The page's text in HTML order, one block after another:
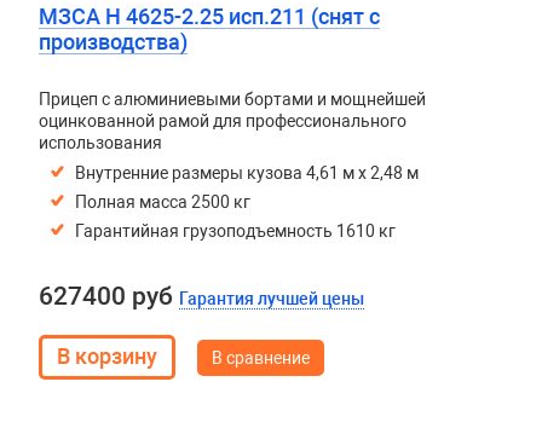
МЗСА H 4625-2.25 исп.211 (снят с
производства)
Прицеп с алюминиевыми бортами и мощнейшей
оцинкованной рамой для профессионального
использования
Внутренние размеры кузова 4,61 м х 2,48 м
Полная масса 2500 кг
Гарантийная грузоподъемность 1610 кг
627400 руб Гарантия лучшей цены
В сравнение